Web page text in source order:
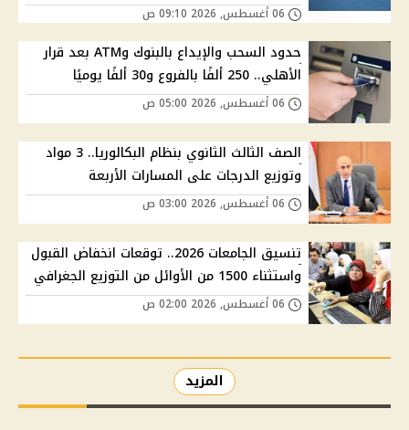
حدود السحب والإيداع بالبنوك وATM بعد قرار
الأهلي.. 250 ألفًا بالفروع و30 ألفًا يوميًا
الصف الثالث الثانوي بنظام البكالوريا.. 3 مواد
وتوزيع الدرجات على المسارات الأربعة
تنسيق الجامعات 2026.. توقعات انخفاض القبول
واستثناء 1500 من الأوائل من التوزيع الجغرافي
المزيد